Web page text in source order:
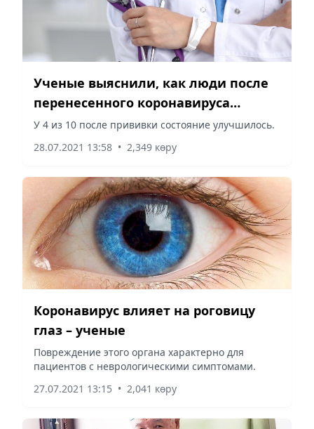
Ученые выяснили, как люди после
перенесенного коронавируса
реагируют на вакцины
У 4 из 10 после прививки состояние улучшилось.
28.07.2021 13:58 • 2,349 көру
Коронавирус влияет на роговицу
глаз – ученые
Повреждение этого органа характерно для
пациентов с неврологическими симптомами.
27.07.2021 13:15 • 2,041 көру